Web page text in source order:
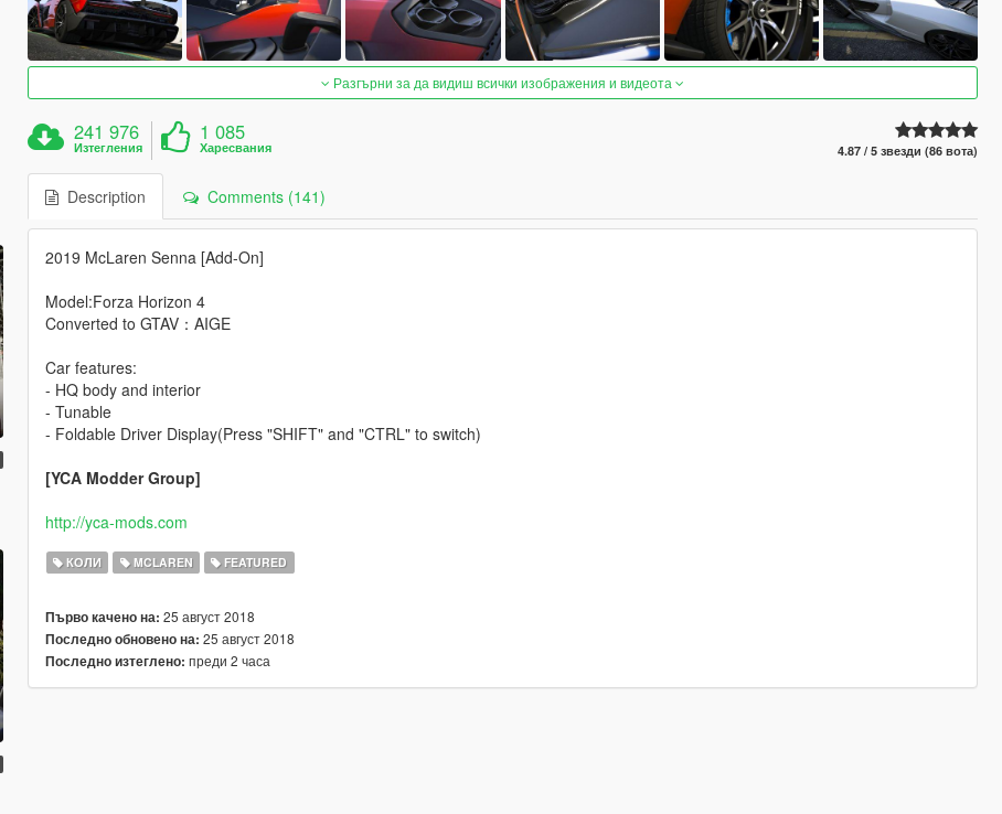
Разгърни за да видиш всички изображения и видеота
241 976
Изтегления
1 085
Харесвания 4.87 / 5 звезди (86 вота)
Description Comments (141)
2019 McLaren Senna [Add-On]
Model:Forza Horizon 4
Converted to GTAV：AIGE
Car features:
- HQ body and interior
- Tunable
- Foldable Driver Display(Press "SHIFT" and "CTRL" to switch)
[YCA Modder Group]
http://yca-mods.com
КОЛИ MCLAREN FEATURED
Първо качено на: 25 август 2018
Последно обновено на: 25 август 2018
Последно изтеглено: преди 2 часа